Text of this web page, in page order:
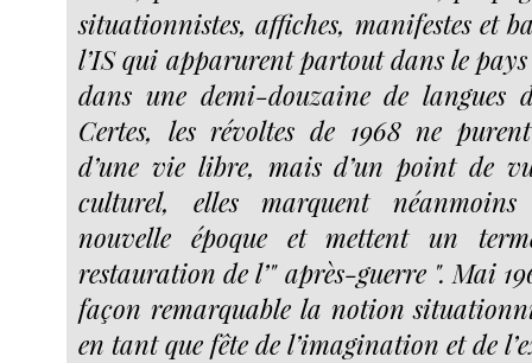
situationnistes, affiches, manifestes et
l’IS qui apparurent partout dans le
dans une demi-douzaine de langues
Certes, les révoltes de 1968 ne
d’une vie libre, mais d’un point de
culturel, elles marquent
nouvelle époque et mettent un
restauration de l’" après-guerre ". Mai
façon remarquable la notion
en tant que fête de l’imagination et de